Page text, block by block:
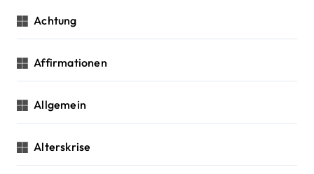
a
t
i
o
Achtung
Affirmationen
Allgemein
Alterskrise